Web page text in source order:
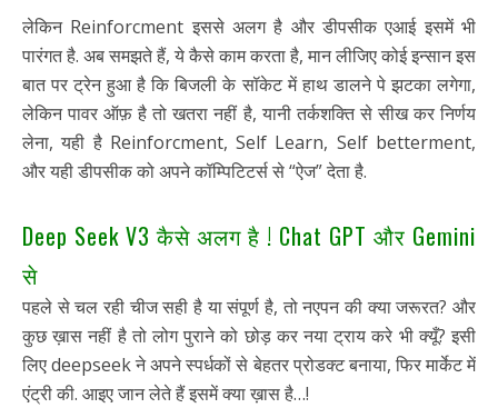
लेकिन Reinforcment इससे अलग है और डीपसीक एआई इसमें भी
पारंगत है. अब समझते हैं, ये कैसे काम करता है, मान लीजिए कोई इन्सान इस
बात पर ट्रेन हुआ है कि बिजली के सॉकेट में हाथ डालने पे झटका लगेगा,
लेकिन पावर ऑफ़ है तो खतरा नहीं है, यानी तर्कशक्ति से सीख कर निर्णय
लेना, यही है Reinforcment, Self Learn, Self betterment,
और यही डीपसीक को अपने कॉम्पिटिटर्स से “ऐज” देता है.
Deep Seek V3 कैसे अलग है ! Chat GPT और Gemini
से
पहले से चल रही चीज सही है या संपूर्ण है, तो नएपन की क्या जरूरत? और
कुछ ख़ास नहीं है तो लोग पुराने को छोड़ कर नया ट्राय करे भी क्यूँ? इसी
लिए deepseek ने अपने स्पर्धकों से बेहतर प्रोडक्ट बनाया, फिर मार्केट में
एंट्री की. आइए जान लेते हैं इसमें क्या ख़ास है…!